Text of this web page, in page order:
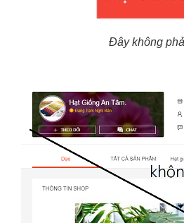
Đây không